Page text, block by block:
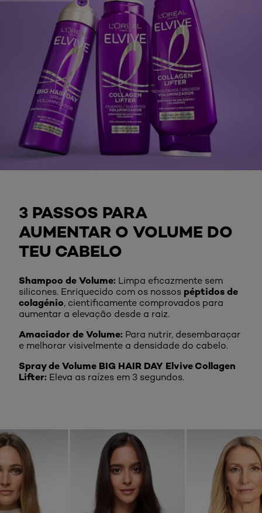
3 PASSOS PARA
AUMENTAR O VOLUME DO
TEU CABELO
Shampoo de Volume: Limpa eficazmente sem
silicones. Enriquecido com os nossos péptidos de
colagénio, cientificamente comprovados para
aumentar a elevação desde a raiz.
Amaciador de Volume: Para nutrir, desembaraçar
e melhorar visivelmente a densidade do cabelo.
Spray de Volume BIG HAIR DAY Elvive Collagen
Lifter: Eleva as raízes em 3 segundos.